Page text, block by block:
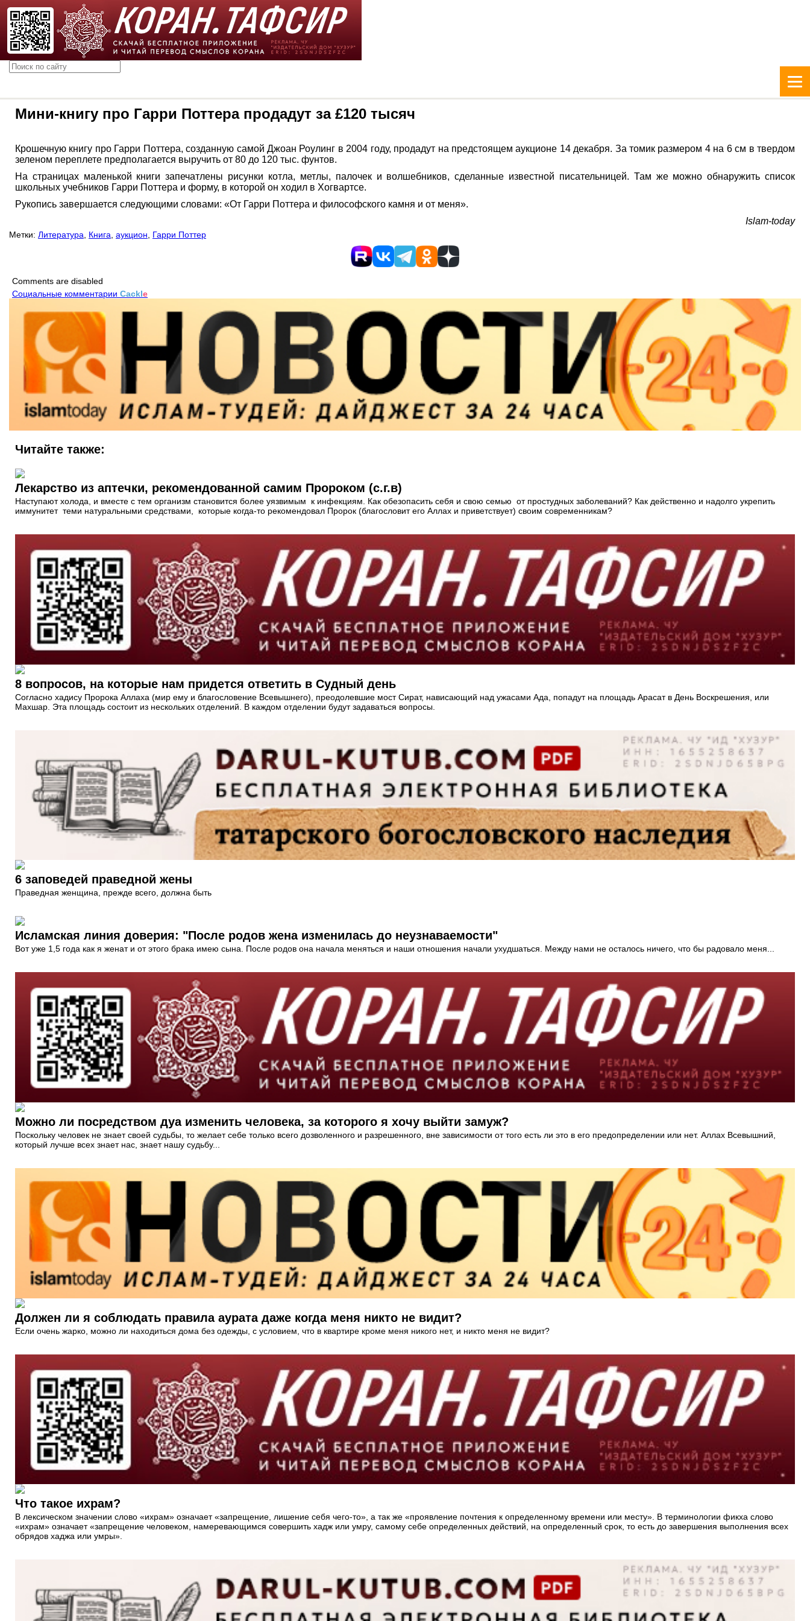
Мини-книгу про Гарри Поттера продадут за £120 тысяч
Крошечную книгу про Гарри Поттера, созданную самой Джоан Роулинг в 2004 году, продадут на предстоящем аукционе 14 декабря. За томик размером 4 на 6 см в твердом
зеленом переплете предполагается выручить от 80 до 120 тыс. фунтов.
На страницах маленькой книги запечатлены рисунки котла, метлы, палочек и волшебников, сделанные известной писательницей. Там же можно обнаружить список
школьных учебников Гарри Поттера и форму, в которой он ходил в Хогвартсе.
Рукопись завершается следующими словами: «От Гарри Поттера и философского камня и от меня».
Islam-today
Метки: Литература Книга аукцион Гарри Поттер
Comments are disabled
Социальные комментарии Cackle
Читайте также:
Лекарство из аптечки, рекомендованной самим Пророком (с.г.в)
Наступают холода, и вместе с тем организм становится более уязвимым к инфекциям. Как обезопасить себя и свою семью от простудных заболеваний? Как действенно и надолго укрепить
иммунитет теми натуральными средствами, которые когда-то рекомендовал Пророк (благословит его Аллах и приветствует) своим современникам?
8 вопросов, на которые нам придется ответить в Судный день
Согласно хадису Пророка Аллаха (мир ему и благословение Всевышнего), преодолевшие мост Сират, нависающий над ужасами Ада, попадут на площадь Арасат в День Воскрешения, или
Махшар. Эта площадь состоит из нескольких отделений. В каждом отделении будут задаваться вопросы.
6 заповедей праведной жены
Праведная женщина, прежде всего, должна быть
Исламская линия доверия: "После родов жена изменилась до неузнаваемости"
Вот уже 1,5 года как я женат и от этого брака имею сына. После родов она начала меняться и наши отношения начали ухудшаться. Между нами не осталось ничего, что бы радовало меня...
Можно ли посредством дуа изменить человека, за которого я хочу выйти замуж?
Поскольку человек не знает своей судьбы, то желает себе только всего дозволенного и разрешенного, вне зависимости от того есть ли это в его предопределении или нет. Аллах Всевышний,
который лучше всех знает нас, знает нашу судьбу...
Должен ли я соблюдать правила аурата даже когда меня никто не видит?
Если очень жарко, можно ли находиться дома без одежды, с условием, что в квартире кроме меня никого нет, и никто меня не видит?
Что такое ихрам?
В лексическом значении слово «ихрам» означает «запрещение, лишение себя чего-то», а так же «проявление почтения к определенному времени или месту». В терминологии фикха слово
«ихрам» означает «запрещение человеком, намеревающимся совершить хадж или умру, самому себе определенных действий, на определенный срок, то есть до завершения выполнения всех
обрядов хаджа или умры».